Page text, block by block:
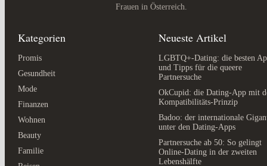
Frauen in Österreich.
Kategorien
Promis
Gesundheit
Mode
Finanzen
Wohnen
Beauty
Familie
Neueste Artikel
LGBTQ+-Dating: die besten
und Tipps für die queere
Partnersuche
OkCupid: die Dating-App mit
Kompatibilitäts-Prinzip
Badoo: der internationale
unter den Dating-Apps
Partnersuche ab 50: So gelingt
Online-Dating in der zweiten
Lebenshälfte